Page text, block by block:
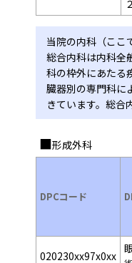
当院の内科（ここ
総合内科は内科全
科の枠外にあたる
臓器別の専門科に
きています。総合
形成外科
DPCコード
020230xx97x0xx